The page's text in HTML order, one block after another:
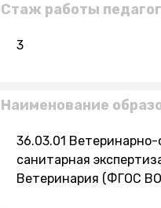
Стаж работы
3
Наименование
36.03.01
санитарная
Ветеринария (ФГОС